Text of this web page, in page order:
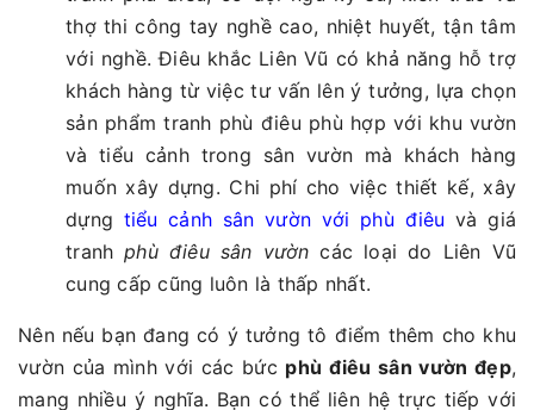
thợ thi công tay nghề cao, nhiệt huyết, tận tâm
với nghề. Điêu khắc Liên Vũ có khả năng hỗ trợ
khách hàng từ việc tư vấn lên ý tưởng, lựa chọn
sản phẩm tranh phù điêu phù hợp với khu vườn
và tiểu cảnh trong sân vườn mà khách hàng
muốn xây dựng. Chi phí cho việc thiết kế, xây
dựng tiểu cảnh sân vườn với phù điêu và giá
tranhphù điêu sân vườn các loại do Liên Vũ
cung cấp cũng luôn là thấp nhất.
Nên nếu bạn đang có ý tưởng tô điểm thêm cho khu
vườn của mình với các bức phù điêu sân vườn đẹp,
mang nhiều ý nghĩa. Bạn có thể liên hệ trực tiếp với